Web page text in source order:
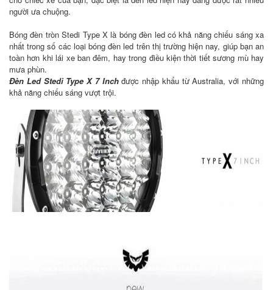
người ưa chuộng.
Bóng đèn tròn Stedi Type X là bóng đèn led có khả năng chiếu sáng xa
nhất trong số các loại bóng đèn led trên thị trường hiện nay, giúp bạn an
toàn hơn khi lái xe ban đêm, hay trong điều kiện thời tiết sương mù hay
mưa phùn.
Đèn Led Stedi Type X 7 Inchđược nhập khẩu từ Australia, với những
khả năng chiếu sáng vượt trội.